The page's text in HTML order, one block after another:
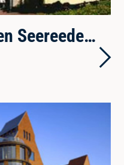
Haus der Deutschen Seereederei